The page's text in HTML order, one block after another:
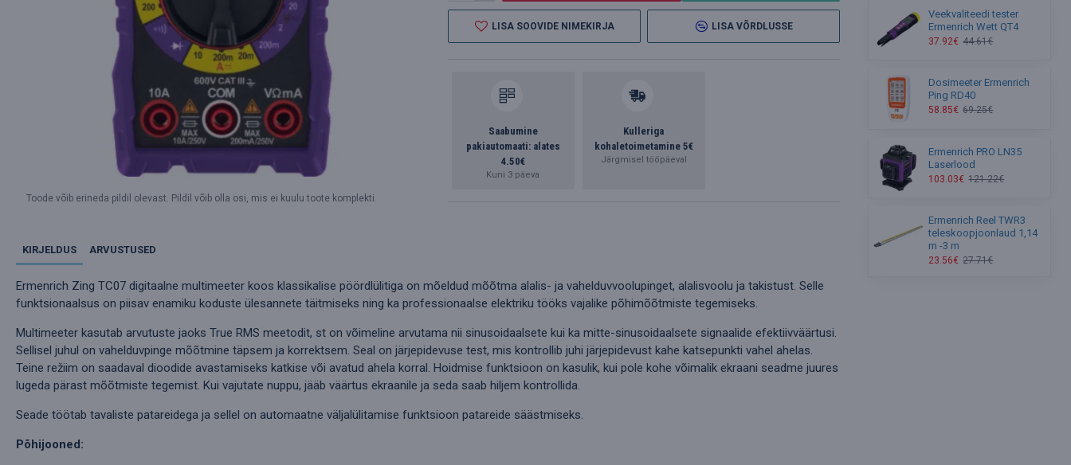
Toode võib erineda pildil olevast. Pildil võib olla osi, mis ei kuulu toote komplekti.
LISA SOOVIDE NIMEKIRJA LISA VÕRDLUSSE
Saabumine
pakiautomaati: alates
4.50€
Kuni 3 päeva
Kulleriga
kohaletoimetamine 5€
Järgmisel tööpäeval
KIRJELDUS ARVUSTUSED
Ermenrich Zing TC07 digitaalne multimeeter koos klassikalise pöördlülitiga on mõeldud mõõtma alalis- ja vahelduvvoolupinget, alalisvoolu ja takistust. Selle
funktsionaalsus on piisav enamiku koduste ülesannete täitmiseks ning ka professionaalse elektriku tööks vajalike põhimõõtmiste tegemiseks.
Multimeeter kasutab arvutuste jaoks True RMS meetodit, st on võimeline arvutama nii sinusoidaalsete kui ka mitte-sinusoidaalsete signaalide efektiivväärtusi.
Sellisel juhul on vahelduvpinge mõõtmine täpsem ja korrektsem. Seal on järjepidevuse test, mis kontrollib juhi järjepidevust kahe katsepunkti vahel ahelas.
Teine režiim on saadaval dioodide avastamiseks katkise või avatud ahela korral. Hoidmise funktsioon on kasulik, kui pole kohe võimalik ekraani seadme juures
lugeda pärast mõõtmiste tegemist. Kui vajutate nuppu, jääb väärtus ekraanile ja seda saab hiljem kontrollida.
Seade töötab tavaliste patareidega ja sellel on automaatne väljalülitamise funktsioon patareide säästmiseks.
Põhijooned:
Veekvaliteedi tester
Ermenrich Wett QT4
37.92€ 44.61€
Dosimeeter Ermenrich
Ping RD40
58.85€ 69.25€
Ermenrich PRO LN35
Laserlood
103.03€ 121.22€
Ermenrich Reel TWR3
teleskoopjoonlaud 1,14
m -3 m
23.56€ 27.71€